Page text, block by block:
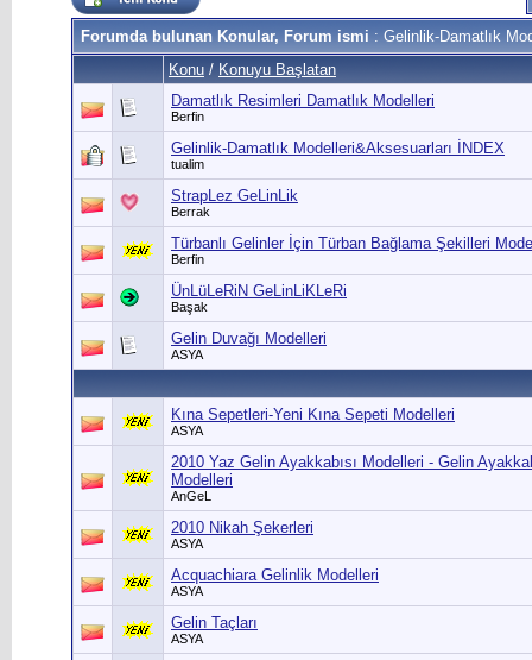
Forumda bulunan Konular, Forum ismi : Gelinlik-Damatlık
Konu / Konuyu Başlatan
Damatlık Resimleri Damatlık Modelleri
Berfin
Gelinlik-Damatlık Modelleri&Aksesuarları İNDEX
tualim
StrapLez GeLinLik
Berrak
Türbanlı Gelinler İçin Türban Bağlama Şekilleri
Berfin
ÜnLüLeRiN GeLinLiKLeRi
Başak
Gelin Duvağı Modelleri
ASYA
Kına Sepetleri-Yeni Kına Sepeti Modelleri
ASYA
2010 Yaz Gelin Ayakkabısı Modelleri - Gelin
Modelleri
AnGeL
2010 Nikah Şekerleri
ASYA
Acquachiara Gelinlik Modelleri
ASYA
Gelin Taçları
ASYA